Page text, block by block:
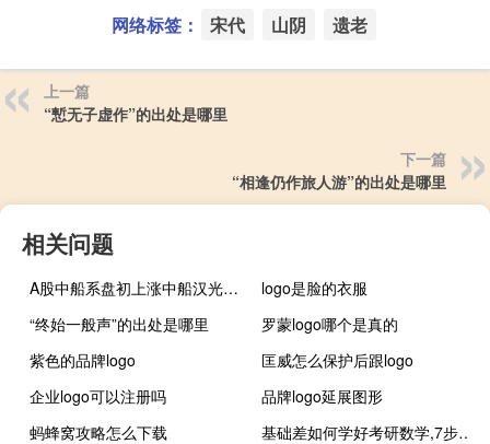
网络标签： 宋代 山阴 遗老
上一篇
“慙无子虚作”的出处是哪里
下一篇
“相逢仍作旅人游”的出处是哪里
相关问题
A股中船系盘初上涨中船汉光涨近4%中国船舶、中船科技、中国动力昆船智能等普遍跟涨
logo是脸的衣服
“终始一般声”的出处是哪里
罗蒙logo哪个是真的
紫色的品牌logo
匡威怎么保护后跟logo
企业logo可以注册吗
品牌logo延展图形
蚂蜂窝攻略怎么下载
基础差如何学好考研数学,7步教你搞定考研数学